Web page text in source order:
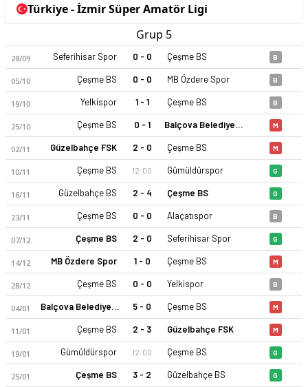
Türkiye - İzmir Süper Amatör Ligi
Grup 5
28/09 Seferihisar Spor 0 - 0 Çeşme BS B
05/10 Çeşme BS 0 - 0 MB Özdere Spor B
19/10 Yelkispor 1 - 1 Çeşme BS B
25/10 Çeşme BS 0 - 1 Balçova Belediye Termalspor M
02/11 Güzelbahçe FSK 2 - 0 Çeşme BS M
10/11 Çeşme BS 12:00 Gümüldürspor G
16/11 Güzelbahçe BS 2 - 4 Çeşme BS G
23/11 Çeşme BS 0 - 0 Alaçatıspor B
07/12 Çeşme BS 2 - 0 Seferihisar Spor G
14/12 MB Özdere Spor 1 - 0 Çeşme BS M
28/12 Çeşme BS 0 - 0 Yelkispor B
04/01 Balçova Belediye Termalspor 5 - 0 Çeşme BS M
11/01 Çeşme BS 2 - 3 Güzelbahçe FSK M
19/01 Gümüldürspor 12:00 Çeşme BS G
25/01 Çeşme BS 3 - 2 Güzelbahçe BS G